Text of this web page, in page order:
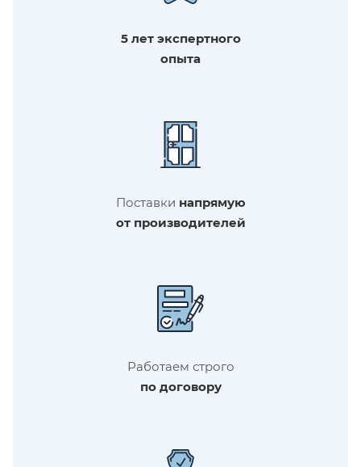
5 лет экспертного
опыта
Поставки напрямую
от производителей
Работаем строго
по договору